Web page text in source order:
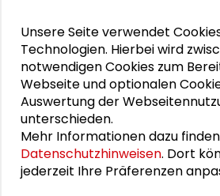
Iris Behr
Kerstin Krellenberg
DOWNLOADS
Call for Papers
Unsere Seite verwendet
Technologien. Hierbei wird
notwendigen Cookies zum
Webseite und optionalen
Auswertung der
unterschieden.
Mehr Informationen dazu
Datenschutzhinweisen. Dort
jederzeit Ihre Präferenzen